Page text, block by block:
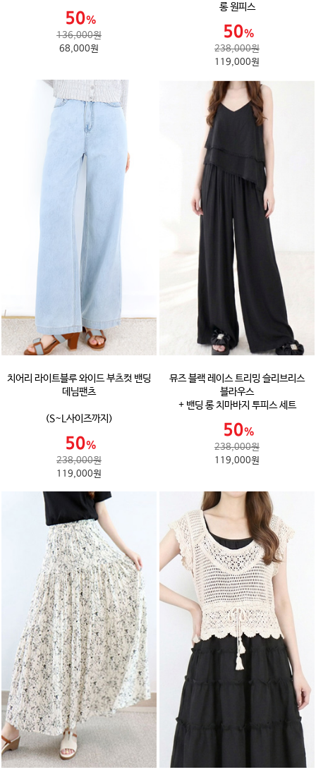
136,000원
68,000원
롱 원피스
238,000원
119,000원
치어리 라이트블루 와이드 부츠컷 밴딩
데님팬츠
(S~L사이즈까지)
238,000원
119,000원
뮤즈 블랙 레이스 트리밍 슬리브리스
블라우스
+ 밴딩 롱 치마바지 투피스 세트
238,000원
119,000원